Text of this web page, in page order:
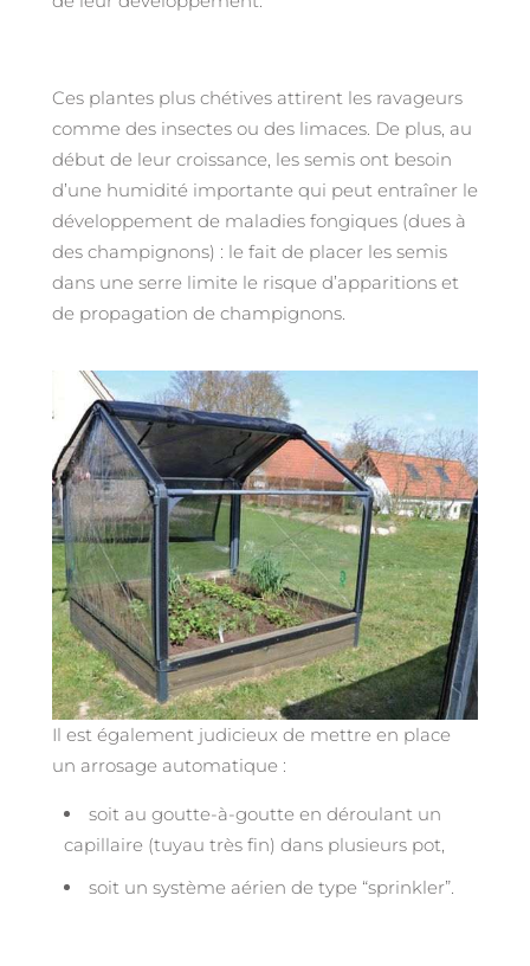
Ces plantes plus chétives attirent les ravageurs
comme des insectes ou des limaces. De plus, au
début de leur croissance, les semis ont besoin
d’une humidité importante qui peut entraîner le
développement de maladies fongiques (dues à
des champignons) : le fait de placer les semis
dans une serre limite le risque d’apparitions et
de propagation de champignons.
Il est également judicieux de mettre en place
un arrosage automatique :
soit au goutte-à-goutte en déroulant un
capillaire (tuyau très fin) dans plusieurs pot,
soit un système aérien de type “sprinkler”.